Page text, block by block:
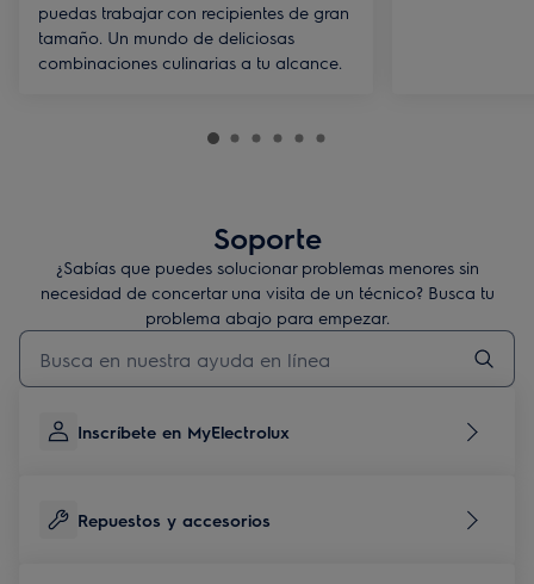
puedas trabajar con recipientes de gran
tamaño. Un mundo de deliciosas
combinaciones culinarias a tu alcance.
Soporte
¿Sabías que puedes solucionar problemas menores sin
necesidad de concertar una visita de un técnico? Busca tu
problema abajo para empezar.
Escribe para buscar un artículo de soporte
Inscríbete en MyElectrolux
Repuestos y accesorios